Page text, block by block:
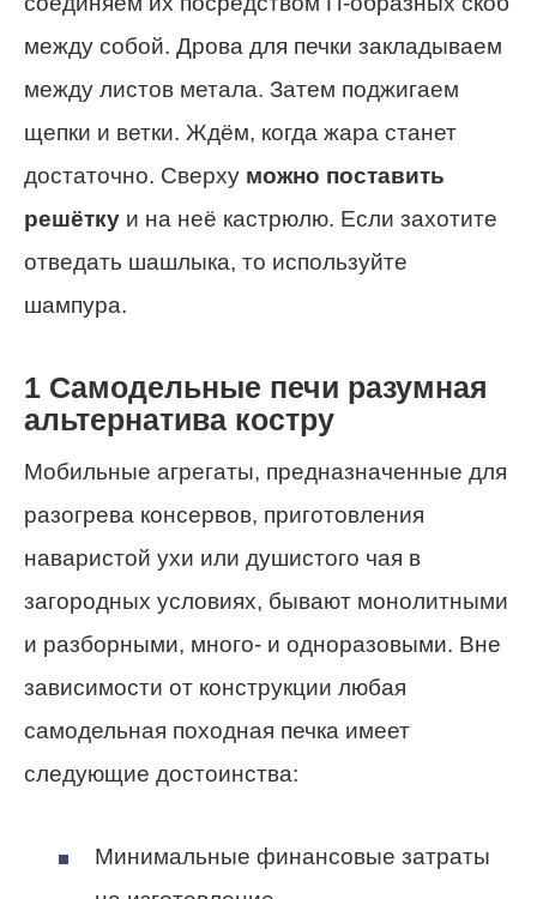
между собой. Дрова для печки закладываем
между листов метала. Затем поджигаем
щепки и ветки. Ждём, когда жара станет
достаточно. Сверху можно поставить
решётку и на неё кастрюлю. Если захотите
отведать шашлыка, то используйте
шампура.
1 Самодельные печи разумная
альтернатива костру
Мобильные агрегаты, предназначенные для
разогрева консервов, приготовления
наваристой ухи или душистого чая в
загородных условиях, бывают монолитными
и разборными, много- и одноразовыми. Вне
зависимости от конструкции любая
самодельная походная печка имеет
следующие достоинства:
Минимальные финансовые затраты